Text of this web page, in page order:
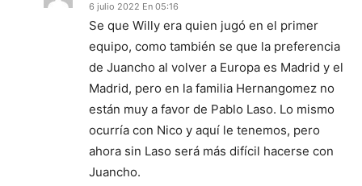
6 julio 2022 En 05:16
Se que Willy era quien jugó en el primer
equipo, como también se que la preferencia
de Juancho al volver a Europa es Madrid y el
Madrid, pero en la familia Hernangomez no
están muy a favor de Pablo Laso. Lo mismo
ocurría con Nico y aquí le tenemos, pero
ahora sin Laso será más difícil hacerse con
Juancho.